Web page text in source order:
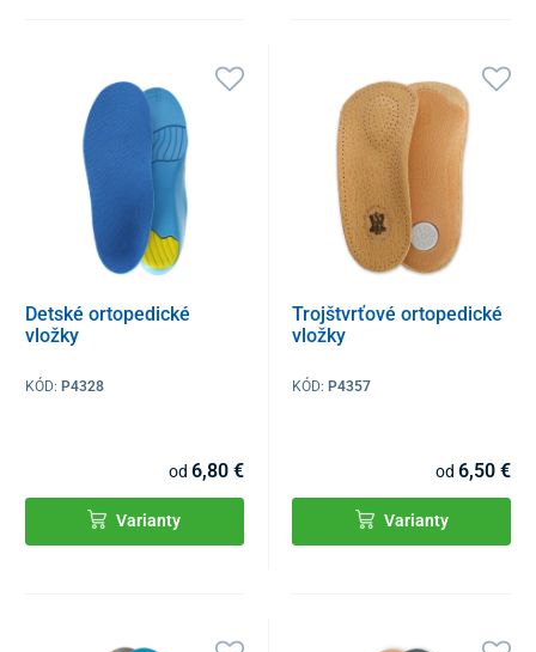
Detské ortopedické
vložky
KÓD: P4328
od 6,80 €
Varianty
Trojštvrťové ortopedické
vložky
KÓD:P4357
od 6,50 €
Varianty